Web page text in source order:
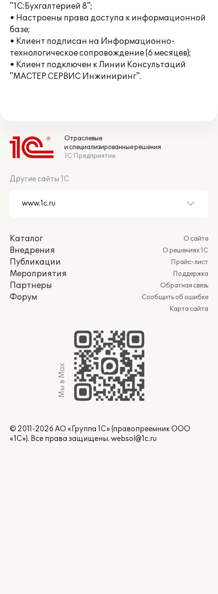
"1С:Бухгалтерией 8";
• Настроены права доступа к информационной
базе;
• Клиент подписан на Информационно-
технологическое сопровождение (6 месяцев);
• Клиент подключен к Линии Консультаций
"МАСТЕР СЕРВИС Инжиниринг".
Отраслевые
и специализированные решения
1С:Предприятие
Другие сайты 1С
Каталог
Внедрения
Публикации
Мероприятия
Партнеры
Форум
О сайте
О решениях 1С
Прайс-лист
Поддержка
Обратная связь
Сообщить об ошибке
Карта сайта
Мы в Max
© 2011-2026 АО «Группа 1С» (правопреемник ООО
«1С»). Все права защищены. websol@1c.ru